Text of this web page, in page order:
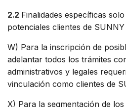
2.2 Finalidades específicas
potenciales clientes de SUNNY
W) Para la inscripción de
adelantar todos los trámites
administrativos y legales
vinculación como clientes de
X) Para la segmentación de